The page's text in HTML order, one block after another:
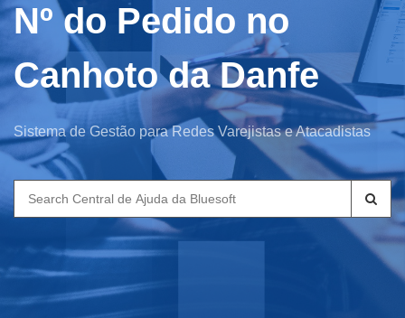
Nº do Pedido no
Canhoto da Danfe
Sistema de Gestão para Redes Varejistas e Atacadistas
Search
for: